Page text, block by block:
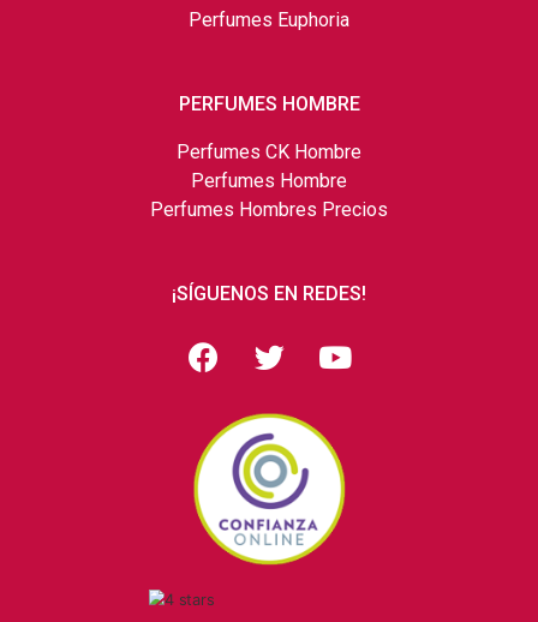
Perfumes Euphoria
PERFUMES HOMBRE
Perfumes CK Hombre
Perfumes Hombre
Perfumes Hombres Precios
¡SÍGUENOS EN REDES!